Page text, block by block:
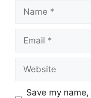
Name
Email
Website
Save my